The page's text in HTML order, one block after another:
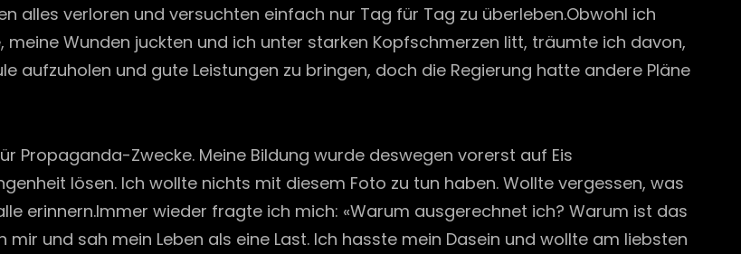
alles verloren und versuchten einfach nur Tag für Tag zu überleben.Obwohl ich
Wunden juckten und ich unter starken Kopfschmerzen litt, träumte ich davon,
aufzuholen und gute Leistungen zu bringen, doch die Regierung hatte andere Pläne
Propaganda-Zwecke. Meine Bildung wurde deswegen vorerst auf Eis
lösen. Ich wollte nichts mit diesem Foto zu tun haben. Wollte vergessen, was
erinnern.Immer wieder fragte ich mich: «Warum ausgerechnet ich? Warum ist das
und sah mein Leben als eine Last. Ich hasste mein Dasein und wollte am liebsten